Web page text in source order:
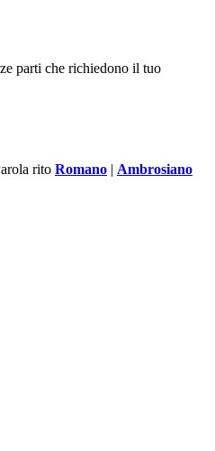
parti che richiedono il tuo
rito Romano | Ambrosiano